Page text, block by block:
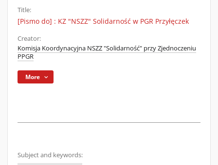
Title:
[Pismo do] : KZ "NSZZ" Solidarność w PGR Przyłęczek
Creator:
Komisja Koordynacyjna NSZZ "Solidarność" przy Zjednoczeniu
PPGR
More
Subject and keywords: